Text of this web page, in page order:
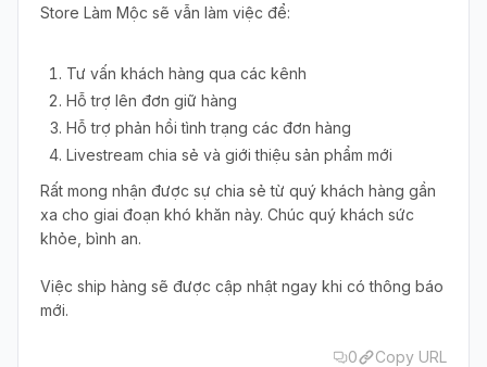
Store Làm Mộc sẽ vẫn làm việc để:
Tư vấn khách hàng qua các kênh
Hỗ trợ lên đơn giữ hàng
Hỗ trợ phản hồi tình trạng các đơn hàng
Livestream chia sẻ và giới thiệu sản phẩm mới
Rất mong nhận được sự chia sẻ từ quý khách hàng gần
xa cho giai đoạn khó khăn này. Chúc quý khách sức
khỏe, bình an.
Việc ship hàng sẽ được cập nhật ngay khi có thông báo
mới.
0 Copy URL